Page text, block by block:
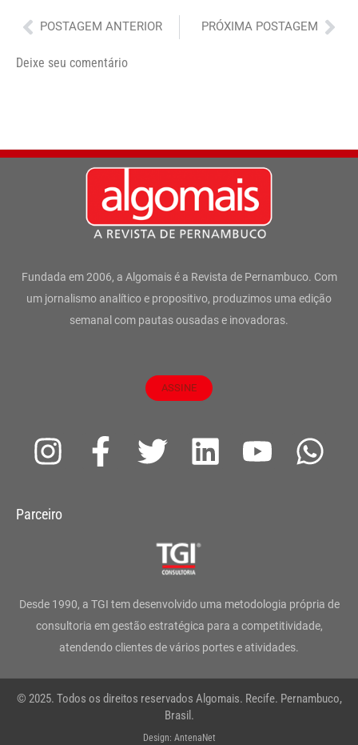
Anterior
POSTAGEM ANTERIOR PRÓXIMA POSTAGEM
Deixe seu comentário
Fundada em 2006, a Algomais é a Revista de Pernambuco. Com
um jornalismo analítico e propositivo, produzimos uma edição
semanal com pautas ousadas e inovadoras.
ASSINE
I
s
g
r
a
m
F
a
o
o
k
-
T
t
e
r
L
d
i
n
Y
b
e
W
a
p
Parceiro
Desde 1990, a TGI tem desenvolvido uma metodologia própria de
consultoria em gestão estratégica para a competitividade,
atendendo clientes de vários portes e atividades.
© 2025. Todos os direitos reservados Algomais. Recife. Pernambuco,
Brasil.
Design: AntenaNet